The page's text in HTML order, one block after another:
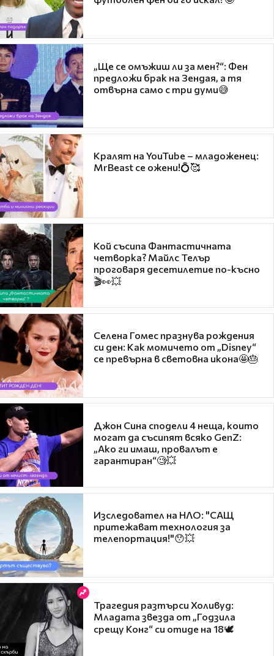
„Ще се омъжиш ли за мен?“: Фен
предложи брак на Зендая, а тя
отвърна само с три думи😅
Кралят на YouTube – младоженец:
MrBeast се ожени!💍🥰
Кой съсипа Фантастичната
четворка? Майлс Телър
проговаря десетилетие по-късно
🎬👀💥
Селена Гомес празнува рождения
си ден: Как момичето от „Disney“
се превърна в световна икона🤩🎂
Джон Сина сподели 4 неща, които
могат да съсипят всяко GenZ:
„Ако ги имаш, провалът е
гарантиран“🧐💥
Изследовател на НЛО: "САЩ
притежават технология за
телепортация!"😯💥
Трагедия разтърси Холивуд:
Младата звезда от „Годзила
срещу Конг“ си отиде на 18🕊️